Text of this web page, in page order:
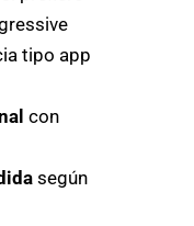
tipo app
con
según